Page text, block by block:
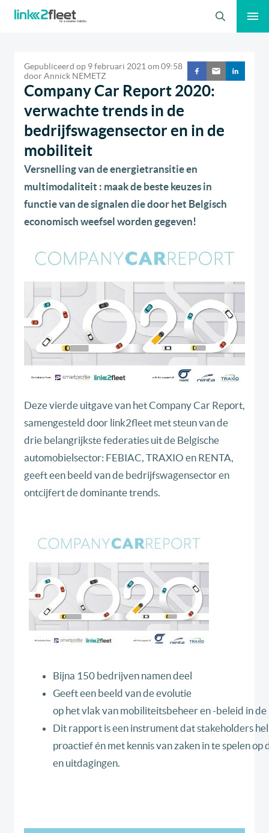
Zoeken
Gepubliceerd op 9 februari 2021om09:58
doorAnnick NEMETZ
Company Car Report 2020:
verwachte trends in de
bedrijfswagensector en in de
mobiliteit
Versnelling van de energietransitie en
multimodaliteit : maak de beste keuzes in
functie van de signalen die door het Belgisch
economisch weefsel worden gegeven!
Deze vierde uitgave van het Company Car Report,
samengesteld door link2fleet met steun van de
drie belangrijkste federaties uit de Belgische
automobielsector: FEBIAC, TRAXIO en RENTA,
geeft een beeld van de bedrijfswagensector en
ontcijfert de dominante trends.
Bijna 150 bedrijven namen deel
Geeft een beeld van de evolutie
op het vlak van mobiliteitsbeheer en -beleid in
Dit rapport is een instrument dat stakeholders
proactief én met kennis van zaken in te spelen
en uitdagingen.